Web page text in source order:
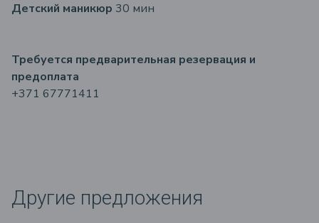
Детский маникюр 30 мин
Требуется предварительная резервация и
предоплата
+371 67771411
Другие предложения